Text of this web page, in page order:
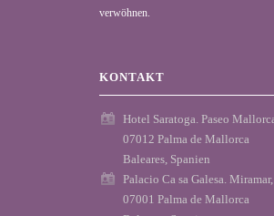
verwöhnen.
KONTAKT
Hotel Saratoga. Paseo
07012 Palma de Mallorca
Baleares, Spanien
Palacio Ca sa Galesa.
07001 Palma de Mallorca